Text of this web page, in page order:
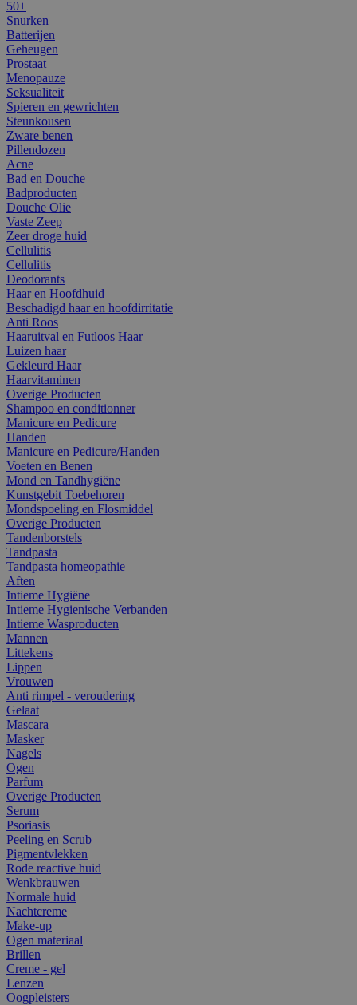
50+
Snurken
Batterijen
Geheugen
Prostaat
Menopauze
Seksualiteit
Spieren en gewrichten
Steunkousen
Zware benen
Pillendozen
Acne
Bad en Douche
Badproducten
Douche Olie
Vaste Zeep
Zeer droge huid
Cellulitis
Cellulitis
Deodorants
Haar en Hoofdhuid
Beschadigd haar en hoofdirritatie
Anti Roos
Haaruitval en Futloos Haar
Luizen haar
Gekleurd Haar
Haarvitaminen
Overige Producten
Shampoo en conditionner
Manicure en Pedicure
Handen
Manicure en Pedicure/Handen
Voeten en Benen
Mond en Tandhygiëne
Kunstgebit Toebehoren
Mondspoeling en Flosmiddel
Overige Producten
Tandenborstels
Tandpasta
Tandpasta homeopathie
Aften
Intieme Hygiëne
Intieme Hygienische Verbanden
Intieme Wasproducten
Mannen
Littekens
Lippen
Vrouwen
Anti rimpel - veroudering
Gelaat
Mascara
Masker
Nagels
Ogen
Parfum
Overige Producten
Serum
Psoriasis
Peeling en Scrub
Pigmentvlekken
Rode reactive huid
Wenkbrauwen
Normale huid
Nachtcreme
Make-up
Ogen materiaal
Brillen
Creme - gel
Lenzen
Oogpleisters